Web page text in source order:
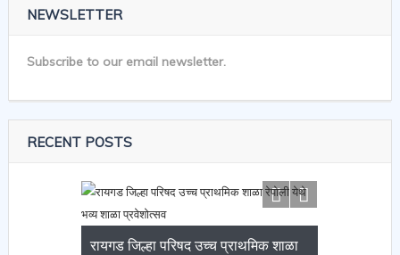
NEWSLETTER
Subscribe to our email newsletter.
RECENT POSTS
रायगड जिल्हा परिषद उच्च प्राथमिक शाळा